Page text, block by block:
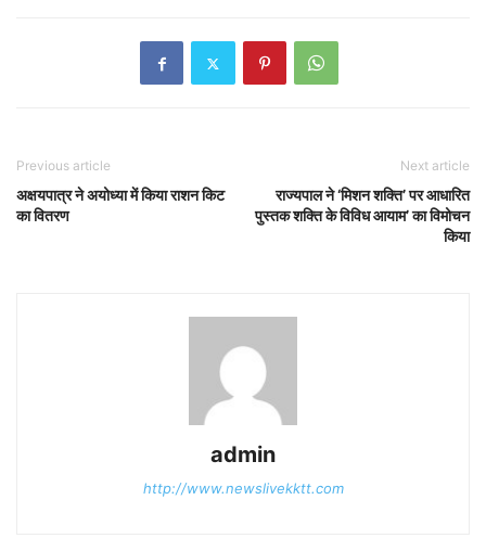
Previous article
अक्षयपात्र ने अयोध्या में किया राशन किट
का वितरण
Next article
राज्यपाल ने ‘मिशन शक्ति’ पर आधारित
पुस्तक शक्ति के विविध आयाम’ का विमोचन
किया
admin
http://www.newslivekktt.com